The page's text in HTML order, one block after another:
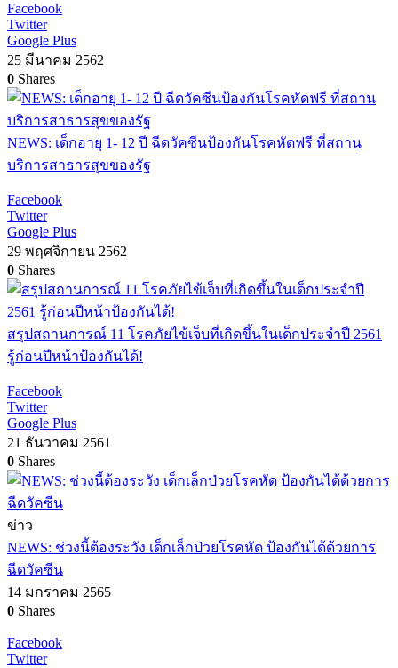
Facebook
Twitter
Google Plus
25 มีนาคม 2562
0 Shares
NEWS: เด็กอายุ 1- 12 ปี ฉีดวัคซีนป้องกันโรคหัดฟรี ที่สถาน
บริการสาธารสุขของรัฐ
Facebook
Twitter
Google Plus
29 พฤศจิกายน 2562
0 Shares
สรุปสถานการณ์ 11 โรคภัยไข้เจ็บที่เกิดขึ้นในเด็กประจำปี 2561
รู้ก่อนปีหน้าป้องกันได้!
Facebook
Twitter
Google Plus
21 ธันวาคม 2561
0 Shares
ข่าว
NEWS: ช่วงนี้ต้องระวัง เด็กเล็กป่วยโรคหัด ป้องกันได้ด้วยการ
ฉีดวัคซีน
14 มกราคม 2565
0 Shares
Facebook
Twitter